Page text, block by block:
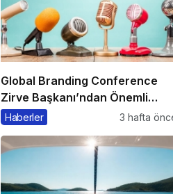
Global Branding Conference
Zirve Başkanı’ndan Önemli
Açıklama
Haberler 3 hafta